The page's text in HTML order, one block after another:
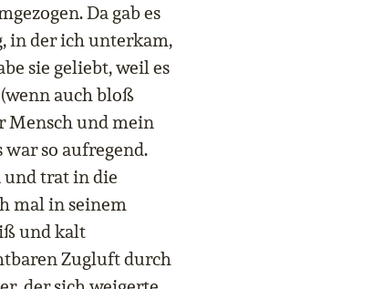
Da gab es
in der ich unterkam,
sie geliebt, weil es
auch bloß
Mensch und mein
so aufregend.
trat in die
mal in seinem
und kalt
Zugluft durch